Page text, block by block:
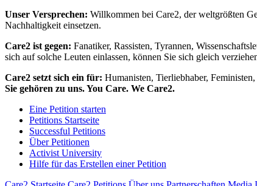
Unser Versprechen: Willkommen bei Care2, der weltgrößten
Nachhaltigkeit einsetzen.
Care2 ist gegen: Fanatiker, Rassisten, Tyrannen,
sich auf solche Leuten einlassen, können Sie sich gleich
Care2 setzt sich ein für: Humanisten, Tierliebhaber,
Sie gehören zu uns. You Care. We Care2.
Eine Petition starten
Petitions Startseite
Successful Petitions
Über Petitionen
Activist University
Hilfe für das Erstellen einer Petition